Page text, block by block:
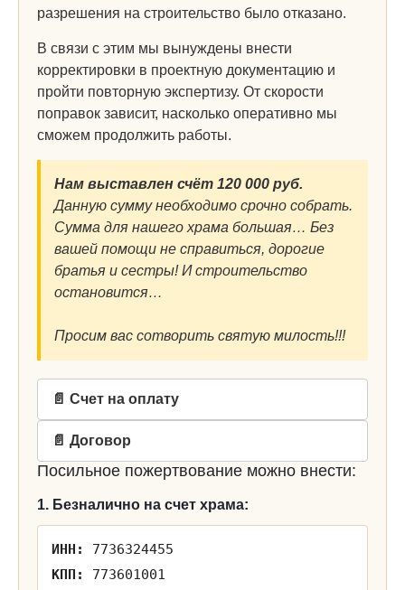
разрешения на строительство было отказано.
В связи с этим мы вынуждены внести
корректировки в проектную документацию и
пройти повторную экспертизу. От скорости
поправок зависит, насколько оперативно мы
сможем продолжить работы.
Нам выставлен счёт 120 000 руб.
Данную сумму необходимо срочно собрать.
Сумма для нашего храма большая… Без
вашей помощи не справиться, дорогие
братья и сестры! И строительство
остановится…
Просим вас сотворить святую милость!!!
📄 Счет на оплату
📄 Договор
Посильное пожертвование можно внести:
1. Безналично на счет храма:
ИНН:
7736324455
КПП:
773601001